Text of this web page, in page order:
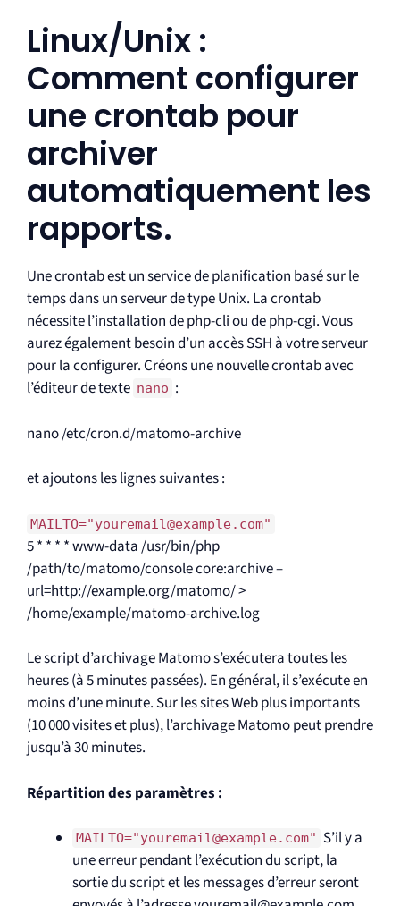
Linux/Unix :
Comment configurer
une crontab pour
archiver
automatiquement les
rapports.
Une crontab est un service de planification basé sur le
temps dans un serveur de type Unix. La crontab
nécessite l’installation de php-cli ou de php-cgi. Vous
aurez également besoin d’un accès SSH à votre serveur
pour la configurer. Créons une nouvelle crontab avec
l’éditeur de texte nano :
nano /etc/cron.d/matomo-archive
et ajoutons les lignes suivantes :
MAILTO="youremail@example.com"
5 * * * * www-data /usr/bin/php
/path/to/matomo/console core:archive –
url=http://example.org/matomo/ >
/home/example/matomo-archive.log
Le script d’archivage Matomo s’exécutera toutes les
heures (à 5 minutes passées). En général, il s’exécute en
moins d’une minute. Sur les sites Web plus importants
(10 000 visites et plus), l’archivage Matomo peut prendre
jusqu’à 30 minutes.
Répartition des paramètres :
MAILTO="youremail@example.com" S’il y a
une erreur pendant l’exécution du script, la
sortie du script et les messages d’erreur seront